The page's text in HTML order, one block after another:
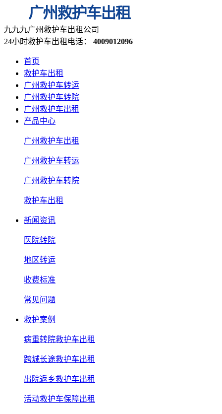
九九九广州救护车出租公司
24小时救护车出租电话：
4009012096
首页
救护车出租
广州救护车转运
广州救护车转院
广州救护车出租
产品中心
广州救护车出租
广州救护车转运
广州救护车转院
救护车出租
新闻资讯
医院转院
地区转运
收费标准
常见问题
救护案例
病重转院救护车出租
跨城长途救护车出租
出院返乡救护车出租
活动救护车保障出租